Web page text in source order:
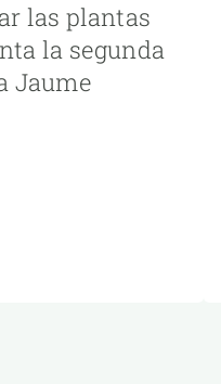
las plantas
la segunda
Jaume